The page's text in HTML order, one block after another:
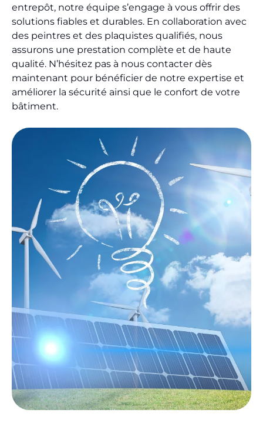
entrepôt, notre équipe s’engage à vous offrir des
solutions fiables et durables. En collaboration avec
des peintres et des plaquistes qualifiés, nous
assurons une prestation complète et de haute
qualité. N’hésitez pas à nous contacter dès
maintenant pour bénéficier de notre expertise et
améliorer la sécurité ainsi que le confort de votre
bâtiment.